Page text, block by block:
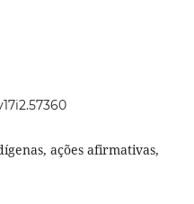
ações afirmativas,